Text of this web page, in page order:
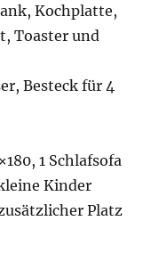
Kochplatte,
Toaster und
Besteck für 4
1 Schlafsofa
Kinder
Platz